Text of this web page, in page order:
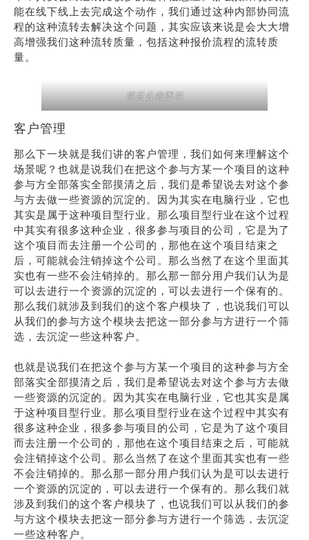
能在线下线上去完成这个动作，我们通过这种内部协同流
程的这种流转去解决这个问题，其实应该来说是会大大增
高增强我们这种流转质量，包括这种报价流程的流转质
量。
项目公海图示
客户管理
那么下一块就是我们讲的客户管理，我们如何来理解这个
场景呢？也就是说我们在把这个参与方某一个项目的这种
参与方全部落实全部摸清之后，我们是希望说去对这个参
与方去做一些资源的沉淀的。因为其实在电脑行业，它也
其实是属于这种项目型行业。那么项目型行业在这个过程
中其实有很多这种企业，很多参与项目的公司，它是为了
这个项目而去注册一个公司的，那他在这个项目结束之
后，可能就会注销掉这个公司。那么当然了在这个里面其
实也有一些不会注销掉的。那么那一部分用户我们认为是
可以去进行一个资源的沉淀的，可以去进行一个保有的。
那么我们就涉及到我们的这个客户模块了，也说我们可以
从我们的参与方这个模块去把这一部分参与方进行一个筛
选，去沉淀一些这种客户。
也就是说我们在把这个参与方某一个项目的这种参与方全
部落实全部摸清之后，我们是希望说去对这个参与方去做
一些资源的沉淀的。因为其实在电脑行业，它也其实是属
于这种项目型行业。那么项目型行业在这个过程中其实有
很多这种企业，很多参与项目的公司，它是为了这个项目
而去注册一个公司的，那他在这个项目结束之后，可能就
会注销掉这个公司。那么当然了在这个里面其实也有一些
不会注销掉的。那么那一部分用户我们认为是可以去进行
一个资源的沉淀的，可以去进行一个保有的。那么我们就
涉及到我们的这个客户模块了，也说我们可以从我们的参
与方这个模块去把这一部分参与方进行一个筛选，去沉淀
一些这种客户。